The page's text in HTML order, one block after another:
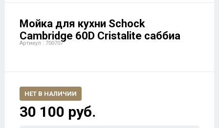
Мойка для кухни Schock
Cambridge 60D Cristalite саббиа
Артикул : 700707
НЕТ В НАЛИЧИИ
30 100 руб.